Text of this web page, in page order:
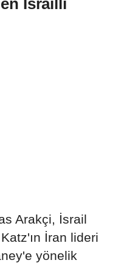
İsrailli
Arakçi, İsrail
İran lideri
yönelik